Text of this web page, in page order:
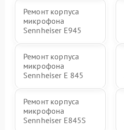
Ремонт корпуса
микрофона
Sennheiser E945
Ремонт корпуса
микрофона
Sennheiser E 845
Ремонт корпуса
микрофона
Sennheiser E845S